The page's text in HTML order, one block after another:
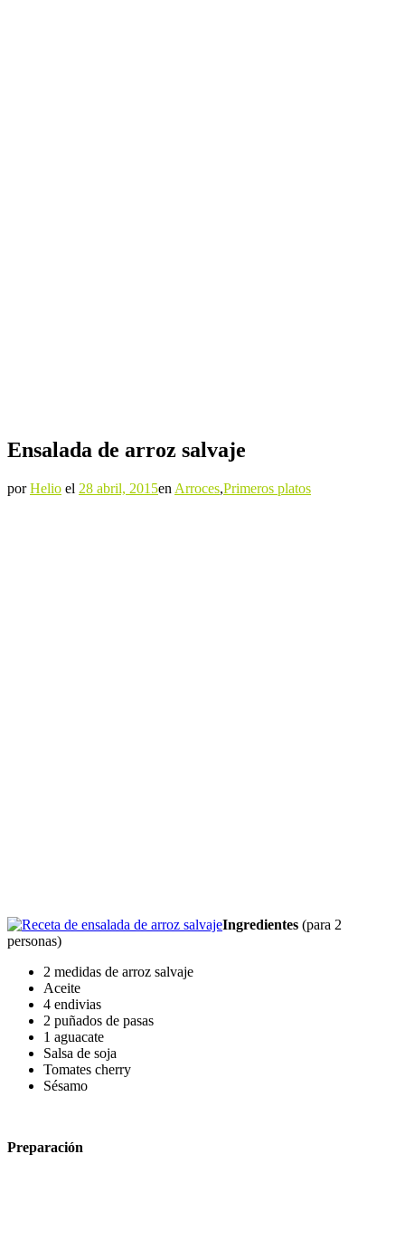
Ensalada de arroz salvaje
porHelio el 28 abril, 2015en Arroces,Primeros platos
Ingredientes (para 2
personas)
2 medidas de arroz salvaje
Aceite
4 endivias
2 puñados de pasas
1 aguacate
Salsa de soja
Tomates cherry
Sésamo
Preparación